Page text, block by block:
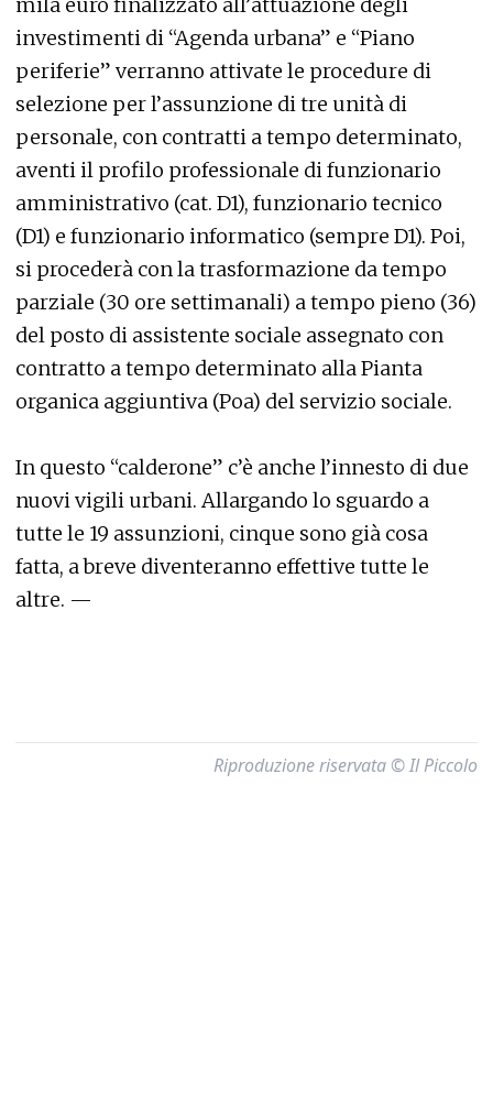
investimenti di “Agenda urbana” e “Piano
periferie” verranno attivate le procedure di
selezione per l’assunzione di tre unità di
personale, con contratti a tempo determinato,
aventi il profilo professionale di funzionario
amministrativo (cat. D1), funzionario tecnico
(D1) e funzionario informatico (sempre D1). Poi,
si procederà con la trasformazione da tempo
parziale (30 ore settimanali) a tempo pieno (36)
del posto di assistente sociale assegnato con
contratto a tempo determinato alla Pianta
organica aggiuntiva (Poa) del servizio sociale.
In questo “calderone” c’è anche l’innesto di due
nuovi vigili urbani. Allargando lo sguardo a
tutte le 19 assunzioni, cinque sono già cosa
fatta, a breve diventeranno effettive tutte le
altre. —
Riproduzione riservata © Il Piccolo